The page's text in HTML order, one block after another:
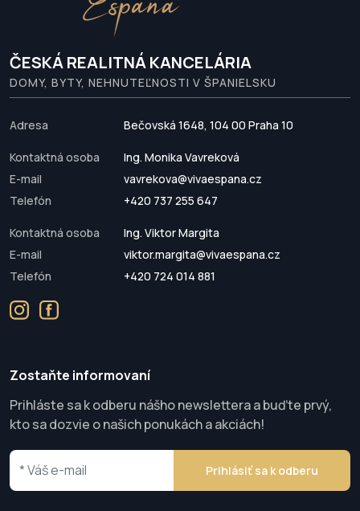
ČESKÁ REALITNÁ KANCELÁRIA
DOMY, BYTY, NEHNUTEĽNOSTI V ŠPANIELSKU
Adresa Bečovská 1648, 104 00 Praha 10
Kontaktná osoba
Ing. Monika Vavreková
E-mail
vavrekova@vivaespana.cz
Telefón
+420 737 255 647
Kontaktná osoba
Ing. Viktor Margita
E-mail
viktor.margita@vivaespana.cz
Telefón
+420 724 014 881
Zostaňte informovaní
Prihláste sa k odberu nášho newslettera a buďte prvý,
kto sa dozvie o našich ponukách a akciách!
Prihlásiť sa k odberu